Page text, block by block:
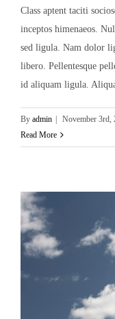
Class aptent taciti
inceptos himenaeos.
sed ligula. Nam dolor
libero. Pellentesque
id aliquam ligula.
By admin November 3rd,
Read More